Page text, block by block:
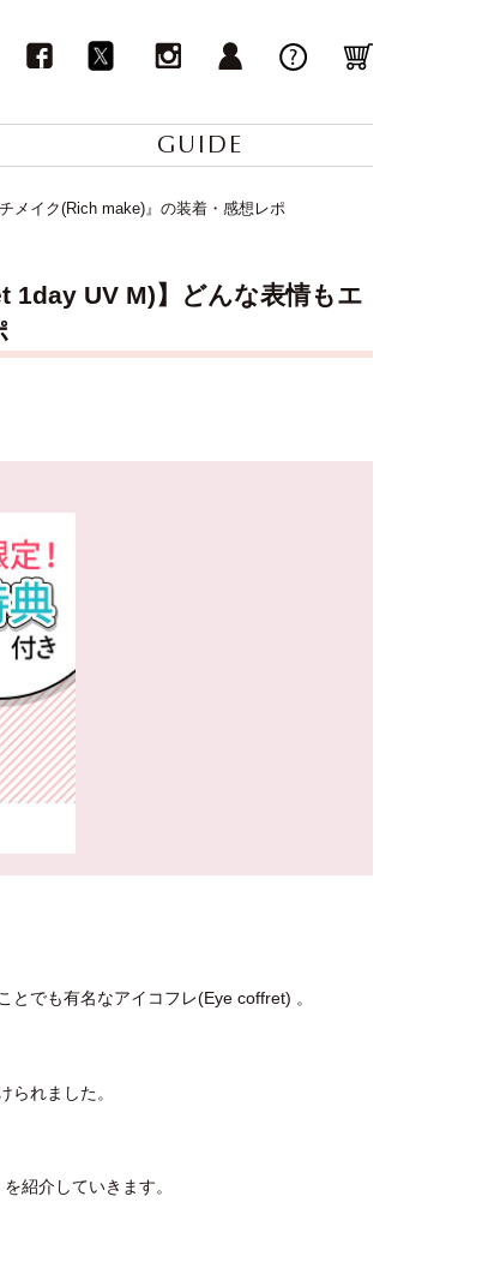
GUIDE
メイク(Rich make)』の装着・感想レポ
1day UV M)】どんな表情もエ
でも有名なアイコフレ(Eye coffret) 。
れました。
を紹介していきます。